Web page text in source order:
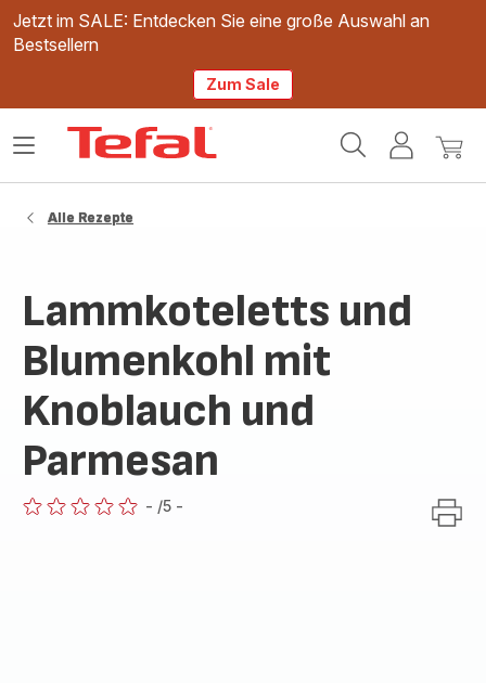
Jetzt im SALE: Entdecken Sie eine große Auswahl an
Bestsellern
Zum Sale
Mein
Mein
Das
Alle Rezepte
Lammkoteletts und
Blumenkohl mit
Knoblauch und
Parmesan
- /5 -